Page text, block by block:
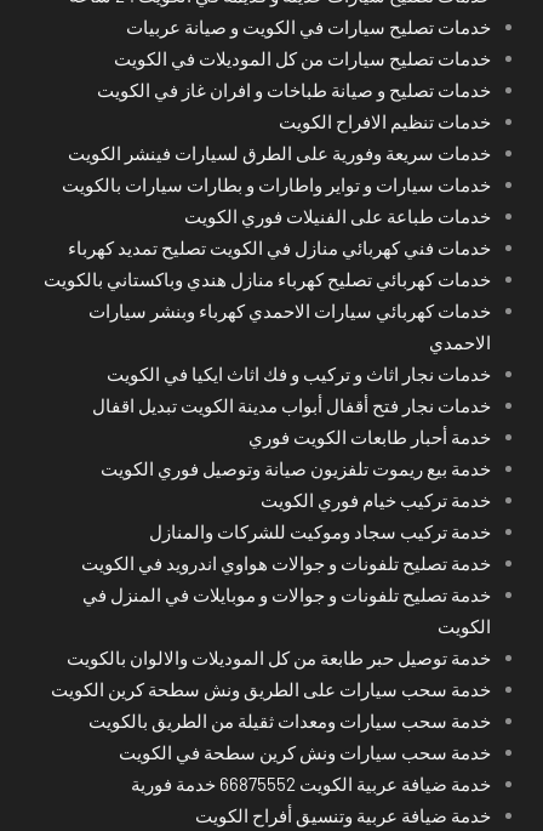
خدمات تصليح سيارات في الكويت و صيانة عربيات
خدمات تصليح سيارات من كل الموديلات في الكويت
خدمات تصليح و صيانة طباخات و افران غاز في الكويت
خدمات تنظيم الافراح الكويت
خدمات سريعة وفورية على الطرق لسيارات فينشر الكويت
خدمات سيارات و تواير واطارات و بطارات سيارات بالكويت
خدمات طباعة على الفنيلات فوري الكويت
خدمات فني كهربائي منازل في الكويت تصليح تمديد كهرباء
خدمات كهربائي تصليح كهرباء منازل هندي وباكستاني بالكويت
خدمات كهربائي سيارات الاحمدي كهرباء وبنشر سيارات
الاحمدي
خدمات نجار اثاث و تركيب و فك اثاث ايكيا في الكويت
خدمات نجار فتح أقفال أبواب مدينة الكويت تبديل اقفال
خدمة أحبار طابعات الكويت فوري
خدمة بيع ريموت تلفزيون صيانة وتوصيل فوري الكويت
خدمة تركيب خيام فوري الكويت
خدمة تركيب سجاد وموكيت للشركات والمنازل
خدمة تصليح تلفونات و جوالات هواوي اندرويد في الكويت
خدمة تصليح تلفونات و جوالات و موبايلات في المنزل في
الكويت
خدمة توصيل حبر طابعة من كل الموديلات والالوان بالكويت
خدمة سحب سيارات على الطريق ونش سطحة كرين الكويت
خدمة سحب سيارات ومعدات ثقيلة من الطريق بالكويت
خدمة سحب سيارات ونش كرين سطحة في الكويت
خدمة ضيافة عربية الكويت 66875552 خدمة فورية
خدمة ضيافة عربية وتنسيق أفراح الكويت